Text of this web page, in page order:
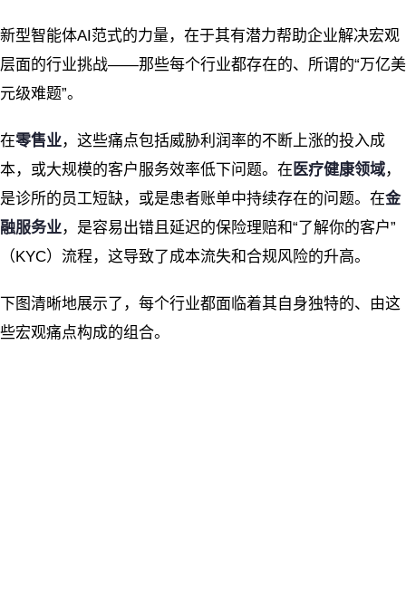
新型智能体AI范式的力量，在于其有潜力帮助企业解决宏观
层面的行业挑战——那些每个行业都存在的、所谓的“万亿美
元级难题”。
在零售业，这些痛点包括威胁利润率的不断上涨的投入成
本，或大规模的客户服务效率低下问题。在 医疗健康领域，
是诊所的员工短缺，或是患者账单中持续存在的问题。在金
融服务业，是容易出错且延迟的保险理赔和“了解你的客户”
（KYC）流程，这导致了成本流失和合规风险的升高。
下图清晰地展示了，每个行业都面临着其自身独特的、由这
些宏观痛点构成的组合。